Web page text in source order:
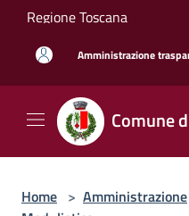
Salta al contenuto principale
Regione Toscana
Amministrazione
Comune
Home > Amministrazione